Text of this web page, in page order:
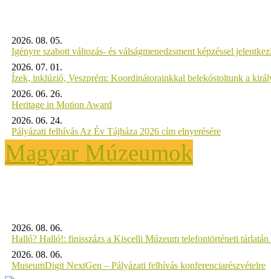
2026. 08. 05.
Igényre szabott változás- és válságmenedzsment képzéssel
2026. 07. 01.
Ízek, inklúzió, Veszprém: Koordinátorainkkal belekóstoltunk a
2026. 06. 26.
Heritage in Motion Award
2026. 06. 24.
Pályázati felhívás Az Év Tájháza 2026 cím elnyerésére
Magyar Múzeumok
2026. 08. 06.
Halló? Halló!: finisszázs a Kiscelli Múzeum telefontörténeti tárlatán
2026. 08. 06.
MuseumDigit NextGen – Pályázati felhívás konferenciarészvételre